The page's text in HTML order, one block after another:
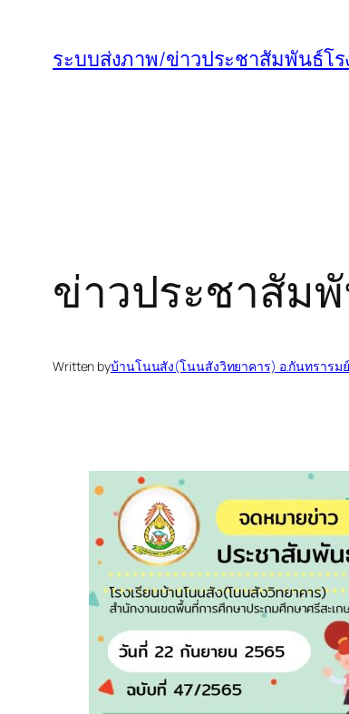
ระบบส่งภาพ/ข่าวประชาสัมพันธ์โร
ข่าวประชาสัม
Written byบ้านโนนสัง(โนนสังวิทยาคาร) อ.กันทรารมย์